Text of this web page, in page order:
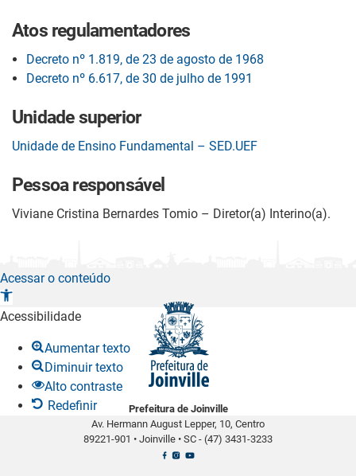
Atos regulamentadores
Decreto nº 1.819, de 23 de agosto de 1968
Decreto nº 6.617, de 30 de julho de 1991
Unidade superior
Unidade de Ensino Fundamental – SED.UEF
Pessoa responsável
Viviane Cristina Bernardes Tomio – Diretor(a) Interino(a).
Prefeitura de Joinville
Av. Hermann August Lepper, 10, Centro
89221-901 • Joinville • SC - (47) 3431-3233
Acessar o conteúdo
A
b
Acessibilidade
Aumentar texto
Diminuir texto
Alto contraste
Redefinir